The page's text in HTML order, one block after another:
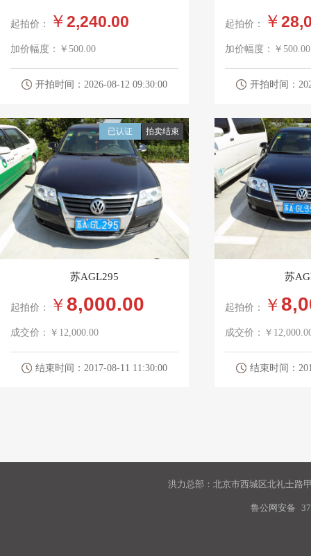
起拍价： ￥2,240.00
加价幅度： ￥500.00
开拍时间：2026-08-12 09:30:00
起拍价： ￥
加价幅度： ￥500.00
开拍时间：
拍卖结束
已认证
苏AGL295
起拍价： ￥ 8,000.00
成交价： ￥12,000.00
结束时间：2017-08-11 11:30:00
苏
起拍价： ￥
成交价： ￥
结束时间：
洪力总部：北京市西城区北礼士路
鲁公网安备